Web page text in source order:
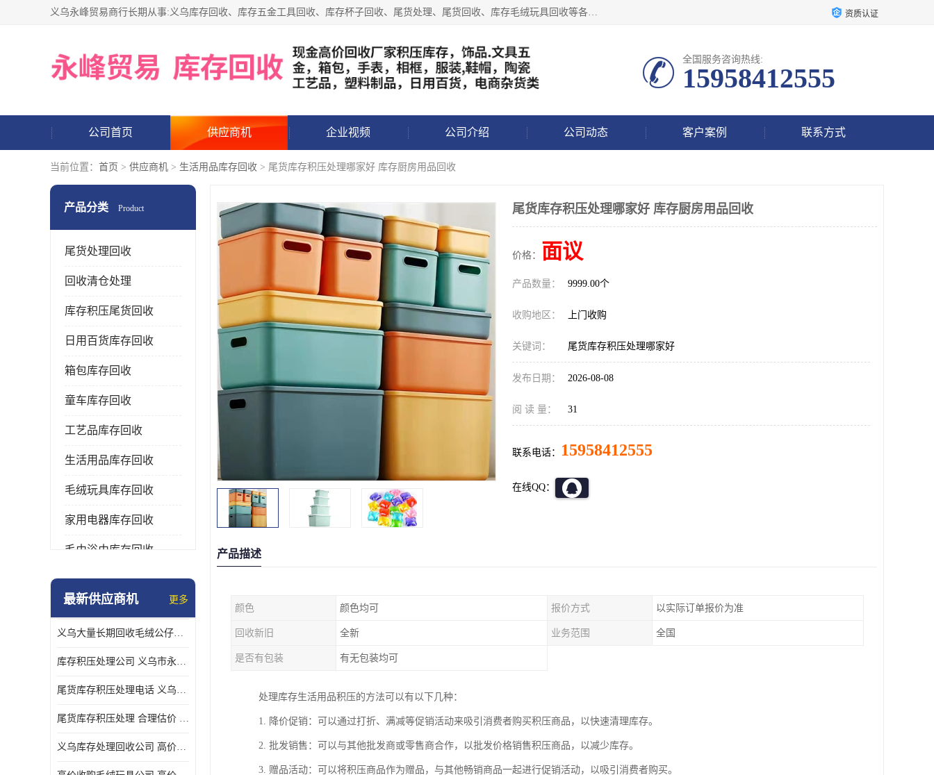
义乌永峰贸易商行长期从事:义乌库存回收、库存五金工具回收、库存杯子回收、尾货处理、尾货回收、库存毛绒玩具回收等各类产品库存回收，我们一直秉承：“，专业收购，价格从优，互惠互利，现金交易，价格公道”七大原则。欢迎有库存处理的老板来电洽谈! 资质认证
全国服务咨询热线:
15958412555
公司首页 供应商机 企业视频 公司介绍 公司动态 客户案例 联系方式
当前位置： 首页 > 供应商机 > 生活用品库存回收 > 尾货库存积压处理哪家好 库存厨房用品回收
产品分类 Product
尾货处理回收
回收清仓处理
库存积压尾货回收
日用百货库存回收
箱包库存回收
童车库存回收
工艺品库存回收
生活用品库存回收
毛绒玩具库存回收
家用电器库存回收
毛巾浴巾库存回收
水杯保温杯库存回收
五金工具库存回收
库存厨具回收
最新供应商机 更多
义乌大量长期回收毛绒公仔公司 高价回收库存积压 高价回收 欢迎电话咨询
库存积压处理公司 义乌市永峰贸易商行
尾货库存积压处理电话 义乌市永峰贸易商行
尾货库存积压处理 合理估价 量大量小均可
义乌库存处理回收公司 高价回收库存积压 大量尾货回收
尾货库存积压处理哪家好 库存厨房用品回收
价格： 面议
产品数量： 9999.00个
收购地区： 上门收购
关键词： 尾货库存积压处理哪家好
发布日期： 2026-08-08
阅 读 量： 31
联系电话： 15958412555
在线QQ：
产品描述
颜色 颜色均可 报价方式 以实际订单报价为准
回收新旧 全新 业务范围 全国
是否有包装 有无包装均可
处理库存生活用品积压的方法可以有以下几种：
1. 降价促销：可以通过打折、满减等促销活动来吸引消费者购买积压商品，以快速清理库存。
2. 批发销售：可以与其他批发商或零售商合作，以批发价格销售积压商品，以减少库存。
3. 赠品活动：可以将积压商品作为赠品，与其他畅销商品一起进行促销活动，以吸引消费者购买。